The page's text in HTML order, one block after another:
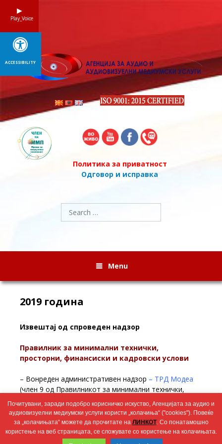
Политика за приватност
Одговор и исправка
Search
for:
Menu
2019 година
Извештај од спроведен надзор
Правилник за минимални технички,
просторни, финансиски и кадровски услови
– Вонреден административен надзор – ТРД Модеа
(член 9 од Правилникот за минимални технички,
просторни, финансиски и кадровски услови за
добивање дозвола за радио и телевизиско
емитување) – 08.06.2019
Почитувани, заради подобро корисничко искуство, Агенцијата за аудио и
аудиовизуелни медиумски услуги користи „колачиња“ ("cookies"). Повеќе
за „колачињата“ можете да прочитате на ЛИНКОТ. Со понатамошно
користење на веб страницата, се сложувате со користење на колачињата.
Play_Voice
ACCESSIBILITY